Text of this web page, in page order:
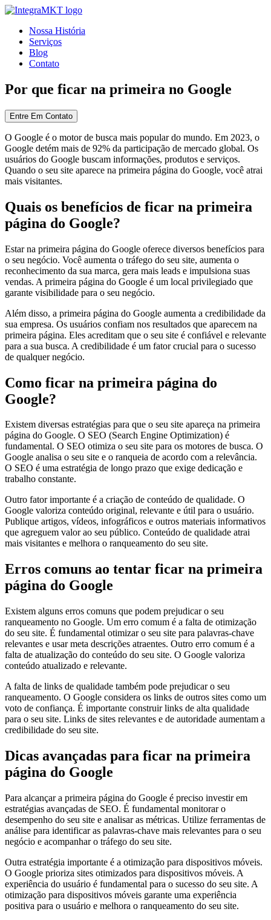
Nossa História
Serviços
Blog
Contato
Por que ficar na primeira no Google
Entre Em Contato
O Google é o motor de busca mais popular do mundo. Em 2023, o
Google detém mais de 92% da participação de mercado global. Os
usuários do Google buscam informações, produtos e serviços.
Quando o seu site aparece na primeira página do Google, você atrai
mais visitantes.
Quais os benefícios de ficar na primeira
página do Google?
Estar na primeira página do Google oferece diversos benefícios para
o seu negócio. Você aumenta o tráfego do seu site, aumenta o
reconhecimento da sua marca, gera mais leads e impulsiona suas
vendas. A primeira página do Google é um local privilegiado que
garante visibilidade para o seu negócio.
Além disso, a primeira página do Google aumenta a credibilidade da
sua empresa. Os usuários confiam nos resultados que aparecem na
primeira página. Eles acreditam que o seu site é confiável e relevante
para a sua busca. A credibilidade é um fator crucial para o sucesso
de qualquer negócio.
Como ficar na primeira página do
Google?
Existem diversas estratégias para que o seu site apareça na primeira
página do Google. O SEO (Search Engine Optimization) é
fundamental. O SEO otimiza o seu site para os motores de busca. O
Google analisa o seu site e o ranqueia de acordo com a relevância.
O SEO é uma estratégia de longo prazo que exige dedicação e
trabalho constante.
Outro fator importante é a criação de conteúdo de qualidade. O
Google valoriza conteúdo original, relevante e útil para o usuário.
Publique artigos, vídeos, infográficos e outros materiais informativos
que agreguem valor ao seu público. Conteúdo de qualidade atrai
mais visitantes e melhora o ranqueamento do seu site.
Erros comuns ao tentar ficar na primeira
página do Google
Existem alguns erros comuns que podem prejudicar o seu
ranqueamento no Google. Um erro comum é a falta de otimização
do seu site. É fundamental otimizar o seu site para palavras-chave
relevantes e usar meta descrições atraentes. Outro erro comum é a
falta de atualização do conteúdo do seu site. O Google valoriza
conteúdo atualizado e relevante.
A falta de links de qualidade também pode prejudicar o seu
ranqueamento. O Google considera os links de outros sites como um
voto de confiança. É importante construir links de alta qualidade
para o seu site. Links de sites relevantes e de autoridade aumentam a
credibilidade do seu site.
Dicas avançadas para ficar na primeira
página do Google
Para alcançar a primeira página do Google é preciso investir em
estratégias avançadas de SEO. É fundamental monitorar o
desempenho do seu site e analisar as métricas. Utilize ferramentas de
análise para identificar as palavras-chave mais relevantes para o seu
negócio e acompanhar o tráfego do seu site.
Outra estratégia importante é a otimização para dispositivos móveis.
O Google prioriza sites otimizados para dispositivos móveis. A
experiência do usuário é fundamental para o sucesso do seu site. A
otimização para dispositivos móveis garante uma experiência
positiva para o usuário e melhora o ranqueamento do seu site.